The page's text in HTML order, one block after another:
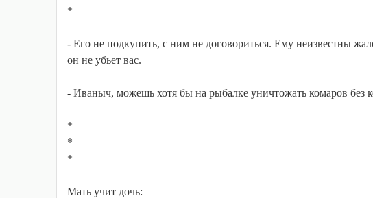
*
- Его не подкупить, с ним не договориться. Ему неизвестны
он не убьет вас.
- Иваныч, можешь хотя бы на рыбалке уничтожать комаров без
*
*
*
Мать учит дочь: